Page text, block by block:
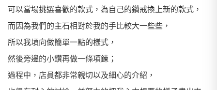
可以當場挑選喜歡的款式，為自己的鑽戒換上新的款式，
而因為我們的主石相對於我的手比較大一些些，
所以我頃向做簡單一點的樣式，
然後旁邊的小鑽再做一條項鍊；
過程中，店員都非常親切以及細心的介紹，